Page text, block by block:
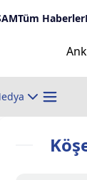
Tüm Haberler